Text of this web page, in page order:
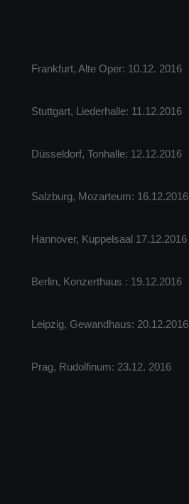
Frankfurt, Alte Oper: 10.12. 2016
Stuttgart, Liederhalle: 11.12.2016
Düsseldorf, Tonhalle: 12.12.2016
Salzburg, Mozarteum: 16.12.2016
Hannover, Kuppelsaal 17.12.2016
Berlin, Konzerthaus : 19.12.2016
Leipzig, Gewandhaus: 20.12.2016
Prag, Rudolfinum: 23.12. 2016